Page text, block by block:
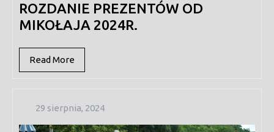
ROZDANIE PREZENTÓW OD
MIKOŁAJA 2024R.
Read More
More
29 sierpnia, 202429